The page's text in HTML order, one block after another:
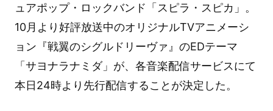
ュアポップ・ロックバンド「スピラ・スピカ」。
10月より好評放送中のオリジナルTVアニメーシ
ョン『戦翼のシグルドリーヴァ』のEDテーマ
「サヨナラナミダ」が、各音楽配信サービスにて
本日24時より先行配信することが決定した。